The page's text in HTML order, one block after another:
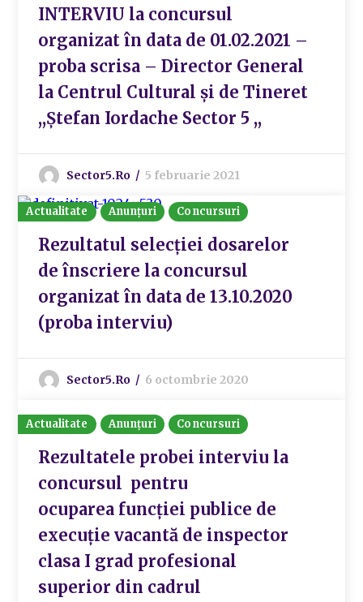
INTERVIU la concursul
organizat în data de 01.02.2021 –
proba scrisa – Director General
la Centrul Cultural și de Tineret
,,Ștefan Iordache Sector 5 ,,
Sector5.ro 5 februarie 2021
Actualitate Anunțuri Concursuri
Rezultatul selecției dosarelor
de înscriere la concursul
organizat în data de 13.10.2020
(proba interviu)
Sector5.ro 6 octombrie 2020
Actualitate Anunțuri Concursuri
Rezultatele probei interviu la
concursul pentru
ocuparea funcției publice de
execuție vacantă de inspector
clasa I grad profesional
superior din cadrul